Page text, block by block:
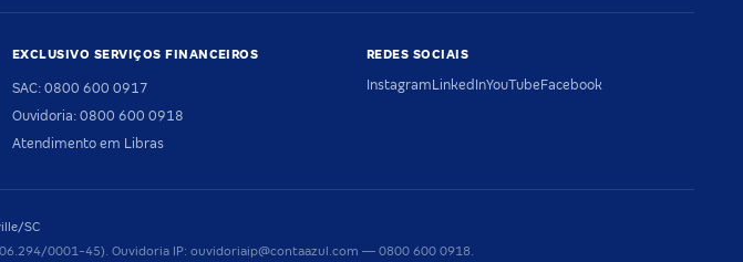
EXCLUSIVO SERVIÇOS FINANCEIROS
SAC: 0800 600 0917
Ouvidoria: 0800 600 0918
Atendimento em Libras
REDES SOCIAIS
InstagramLinkedInYouTubeFacebook
SC
0001-45). Ouvidoria IP: ouvidoriaip@contaazul.com — 0800 600 0918.